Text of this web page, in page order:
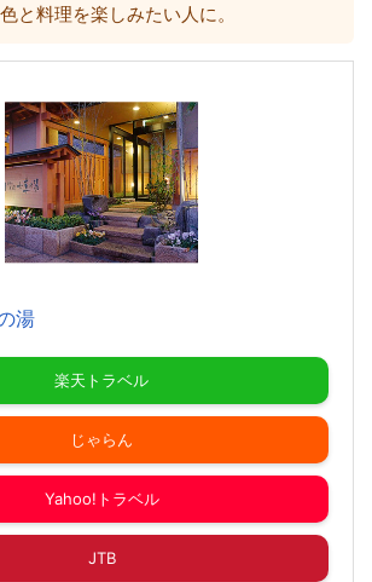
と料理を楽しみたい人に。
湯
楽天トラベル
じゃらん
Yahoo!トラベル
JTB